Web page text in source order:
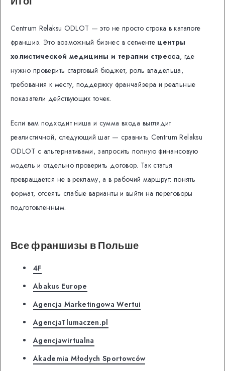
Centrum Relaksu ODLOT — это не просто строка в каталоге
франшиз. Это возможный бизнес в сегменте центры
холистической медицины и терапии стресса, где
нужно проверить стартовый бюджет, роль владельца,
требования к месту, поддержку франчайзера и реальные
показатели действующих точек.
Если вам подходит ниша и сумма входа выглядит
реалистичной, следующий шаг — сравнить Centrum Relaksu
ODLOT с альтернативами, запросить полную финансовую
модель и отдельно проверить договор. Так статья
превращается не в рекламу, а в рабочий маршрут: понять
формат, отсеять слабые варианты и выйти на переговоры
подготовленным.
Все франшизы в Польше
4F
Abakus Europe
Agencja Marketingowa Wertui
AgencjaTlumaczen.pl
Agencjawirtualna
Akademia Młodych Sportowców